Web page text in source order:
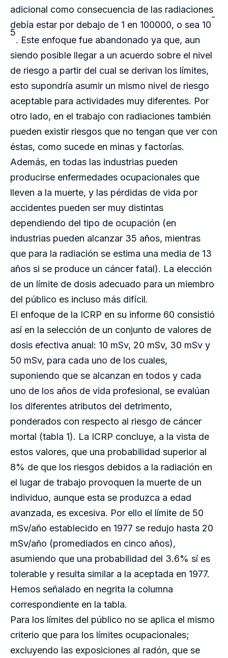
adicional como consecuencia de las radiaciones
debía estar por debajo de 1 en 100000, o sea 10
-
5
. Este enfoque fue abandonado ya que, aun
siendo posible llegar a un acuerdo sobre el nivel
de riesgo a partir del cual se derivan los límites,
esto supondría asumir un mismo nivel de riesgo
aceptable para actividades muy diferentes. Por
otro lado, en el trabajo con radiaciones también
pueden existir riesgos que no tengan que ver con
éstas, como sucede en minas y factorías.
Además, en todas las industrias pueden
producirse enfermedades ocupacionales que
lleven a la muerte, y las pérdidas de vida por
accidentes pueden ser muy distintas
dependiendo del tipo de ocupación (en
industrias pueden alcanzar 35 años, mientras
que para la radiación se estima una media de 13
años si se produce un cáncer fatal). La elección
de un límite de dosis adecuado para un miembro
del público es incluso más difícil.
El enfoque de la ICRP en su informe 60 consistió
así en la selección de un conjunto de valores de
dosis efectiva anual: 10 mSv, 20 mSv, 30 mSv y
50 mSv, para cada uno de los cuales,
suponiendo que se alcanzan en todos y cada
uno de los años de vida profesional, se evalúan
los diferentes atributos del detrimento,
ponderados con respecto al riesgo de cáncer
mortal (tabla 1). La ICRP concluye, a la vista de
estos valores, que una probabilidad superior al
8% de que los riesgos debidos a la radiación en
el lugar de trabajo provoquen la muerte de un
individuo, aunque esta se produzca a edad
avanzada, es excesiva. Por ello el límite de 50
mSv/año establecido en 1977 se redujo hasta 20
mSv/año (promediados en cinco años),
asumiendo que una probabilidad del 3.6% sí es
tolerable y resulta similar a la aceptada en 1977.
Hemos señalado en negrita la columna
correspondiente en la tabla.
Para los límites del público no se aplica el mismo
criterio que para los límites ocupacionales;
excluyendo las exposiciones al radón, que se